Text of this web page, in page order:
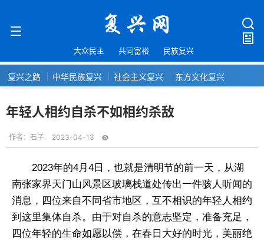
大众民主 共同富裕 民族复兴
复兴之路 中华民族复兴 社会主义复兴 东方文化复兴
年轻人相约自杀不如相约杀敌
作者： 石子 2023-04-13
2023年的4月4日，也就是清明节的前一天，从湖
南张家界天门山风景区玻璃栈道处传出一件骇人听闻的
消息，四位来自不同省市地区，互不相识的年轻人相约
到这里集体自杀。由于对自杀的意志坚定，准备充足，
四位年轻的生命如愿以偿，在春日大好的时光，美丽绝